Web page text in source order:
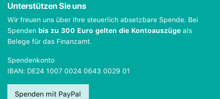
Unterstützen Sie uns
Wir freuen uns über Ihre steuerlich absetzbare Spende. Bei
Spenden bis zu 300 Euro gelten die Kontoauszüge als
Belege für das Finanzamt.
Spendenkonto
IBAN: DE24 1007 0024 0643 0029 01
Spenden mit PayPal